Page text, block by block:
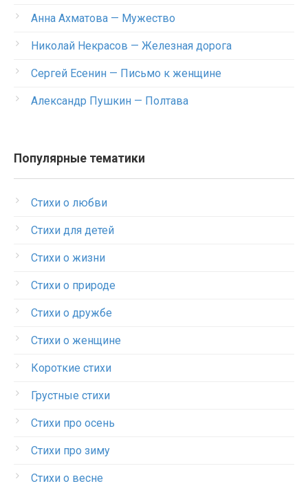
Анна Ахматова — Мужество
Николай Некрасов — Железная дорога
Сергей Есенин — Письмо к женщине
Александр Пушкин — Полтава
Популярные тематики
Стихи о любви
Стихи для детей
Стихи о жизни
Стихи о природе
Стихи о дружбе
Стихи о женщине
Короткие стихи
Грустные стихи
Стихи про осень
Стихи про зиму
Стихи о весне